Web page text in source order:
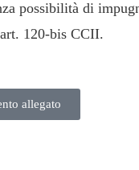
possibilità di
120-bis CCII.
allegato